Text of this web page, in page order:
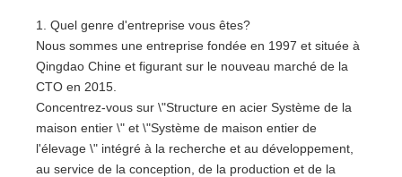
1. Quel genre d'entreprise vous êtes?
Nous sommes une entreprise fondée en 1997 et située à
Qingdao Chine et figurant sur le nouveau marché de la
CTO en 2015.
Concentrez-vous sur \"Structure en acier Système de la
maison entier \" et \"Système de maison entier de
l'élevage \" intégré à la recherche et au développement,
au service de la conception, de la production et de la